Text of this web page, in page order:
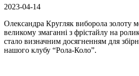
2023-04-14
Олександра Кругляк виборола золоту
великому змаганні з фрістайлу на
стало визначним досягненням для
нашого клубу “Рола-Коло”.